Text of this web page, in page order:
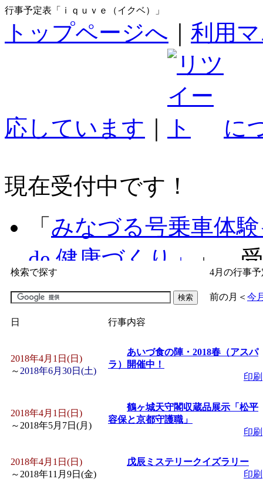
行事予定表「ｉｑｕｖｅ（イクベ）」
トップページへ 利用
応しています に
現在受付中です！
「 みなづる号乗車体
de 健康づくり」
」 受
「子育て交流広場「
間：2026/07/09～
「皆鶴姫のこびる塾
」 受付期間：～
「子育て講座「ばん
「子育て交流広場「
検索で探す 4月の行事予
前の月 ＜ 今
日 行事内容
2018年4月1日(日)
～ 2018年6月30日(土)
あいづ食の陣・2018春（アスパ
ラ）開催中！
印刷
2018年4月1日(日)
～ 2018年5月7日(月)
鶴ヶ城天守閣収蔵品展示「松平
容保と京都守護職」
印刷
2018年4月1日(日)
～ 2018年11月9日(金)
戊辰ミステリークイズラリー
印刷